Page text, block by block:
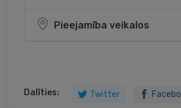
Pieejamība veikalos
Dalīties: Twitter